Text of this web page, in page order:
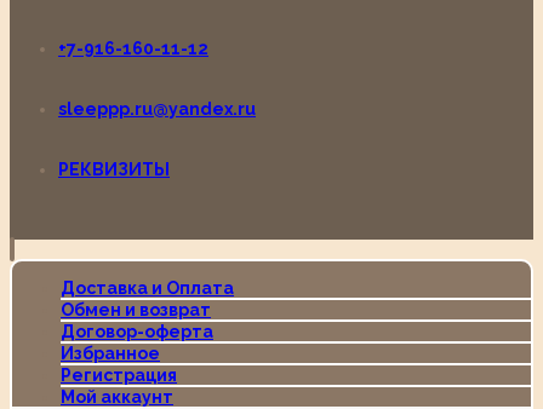
+7-916-160-11-12
sleeppp.ru@yandex.ru
РЕКВИЗИТЫ
Доставка и Оплата
Обмен и возврат
Договор-оферта
Избранное
Регистрация
Мой аккаунт